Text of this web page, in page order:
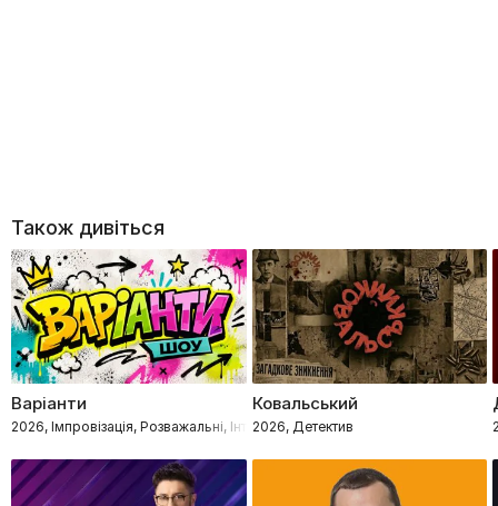
Також дивіться
Варіанти
2026, Імпровізація, Розважальні, Інтелектуальне
Ковальський
2026, Детектив